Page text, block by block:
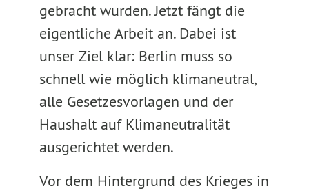
gebracht wurden. Jetzt fängt die
eigentliche Arbeit an. Dabei ist
unser Ziel klar: Berlin muss so
schnell wie möglich klimaneutral,
alle Gesetzesvorlagen und der
Haushalt auf Klimaneutralität
ausgerichtet werden.
Vor dem Hintergrund des Krieges in